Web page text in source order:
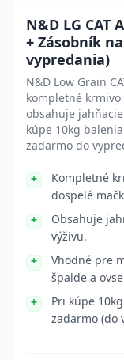
N&D LG CAT
+ Zásobník
vypredania)
N&D Low Grain
kompletné krmivo
obsahuje
kúpe 10kg
zadarmo do
Kompletné
dospelé
Obsahuje
výživu.
Vhodné pre
špalde a
Pri kúpe
zadarmo (do